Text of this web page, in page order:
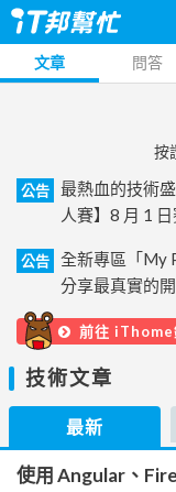
文章 問答
按
公告
最熱血的技術
人賽】8 月 1
公告
全新專區「My
分享最真實的
前往 iThome
技術文章
最新
使用 Angular、